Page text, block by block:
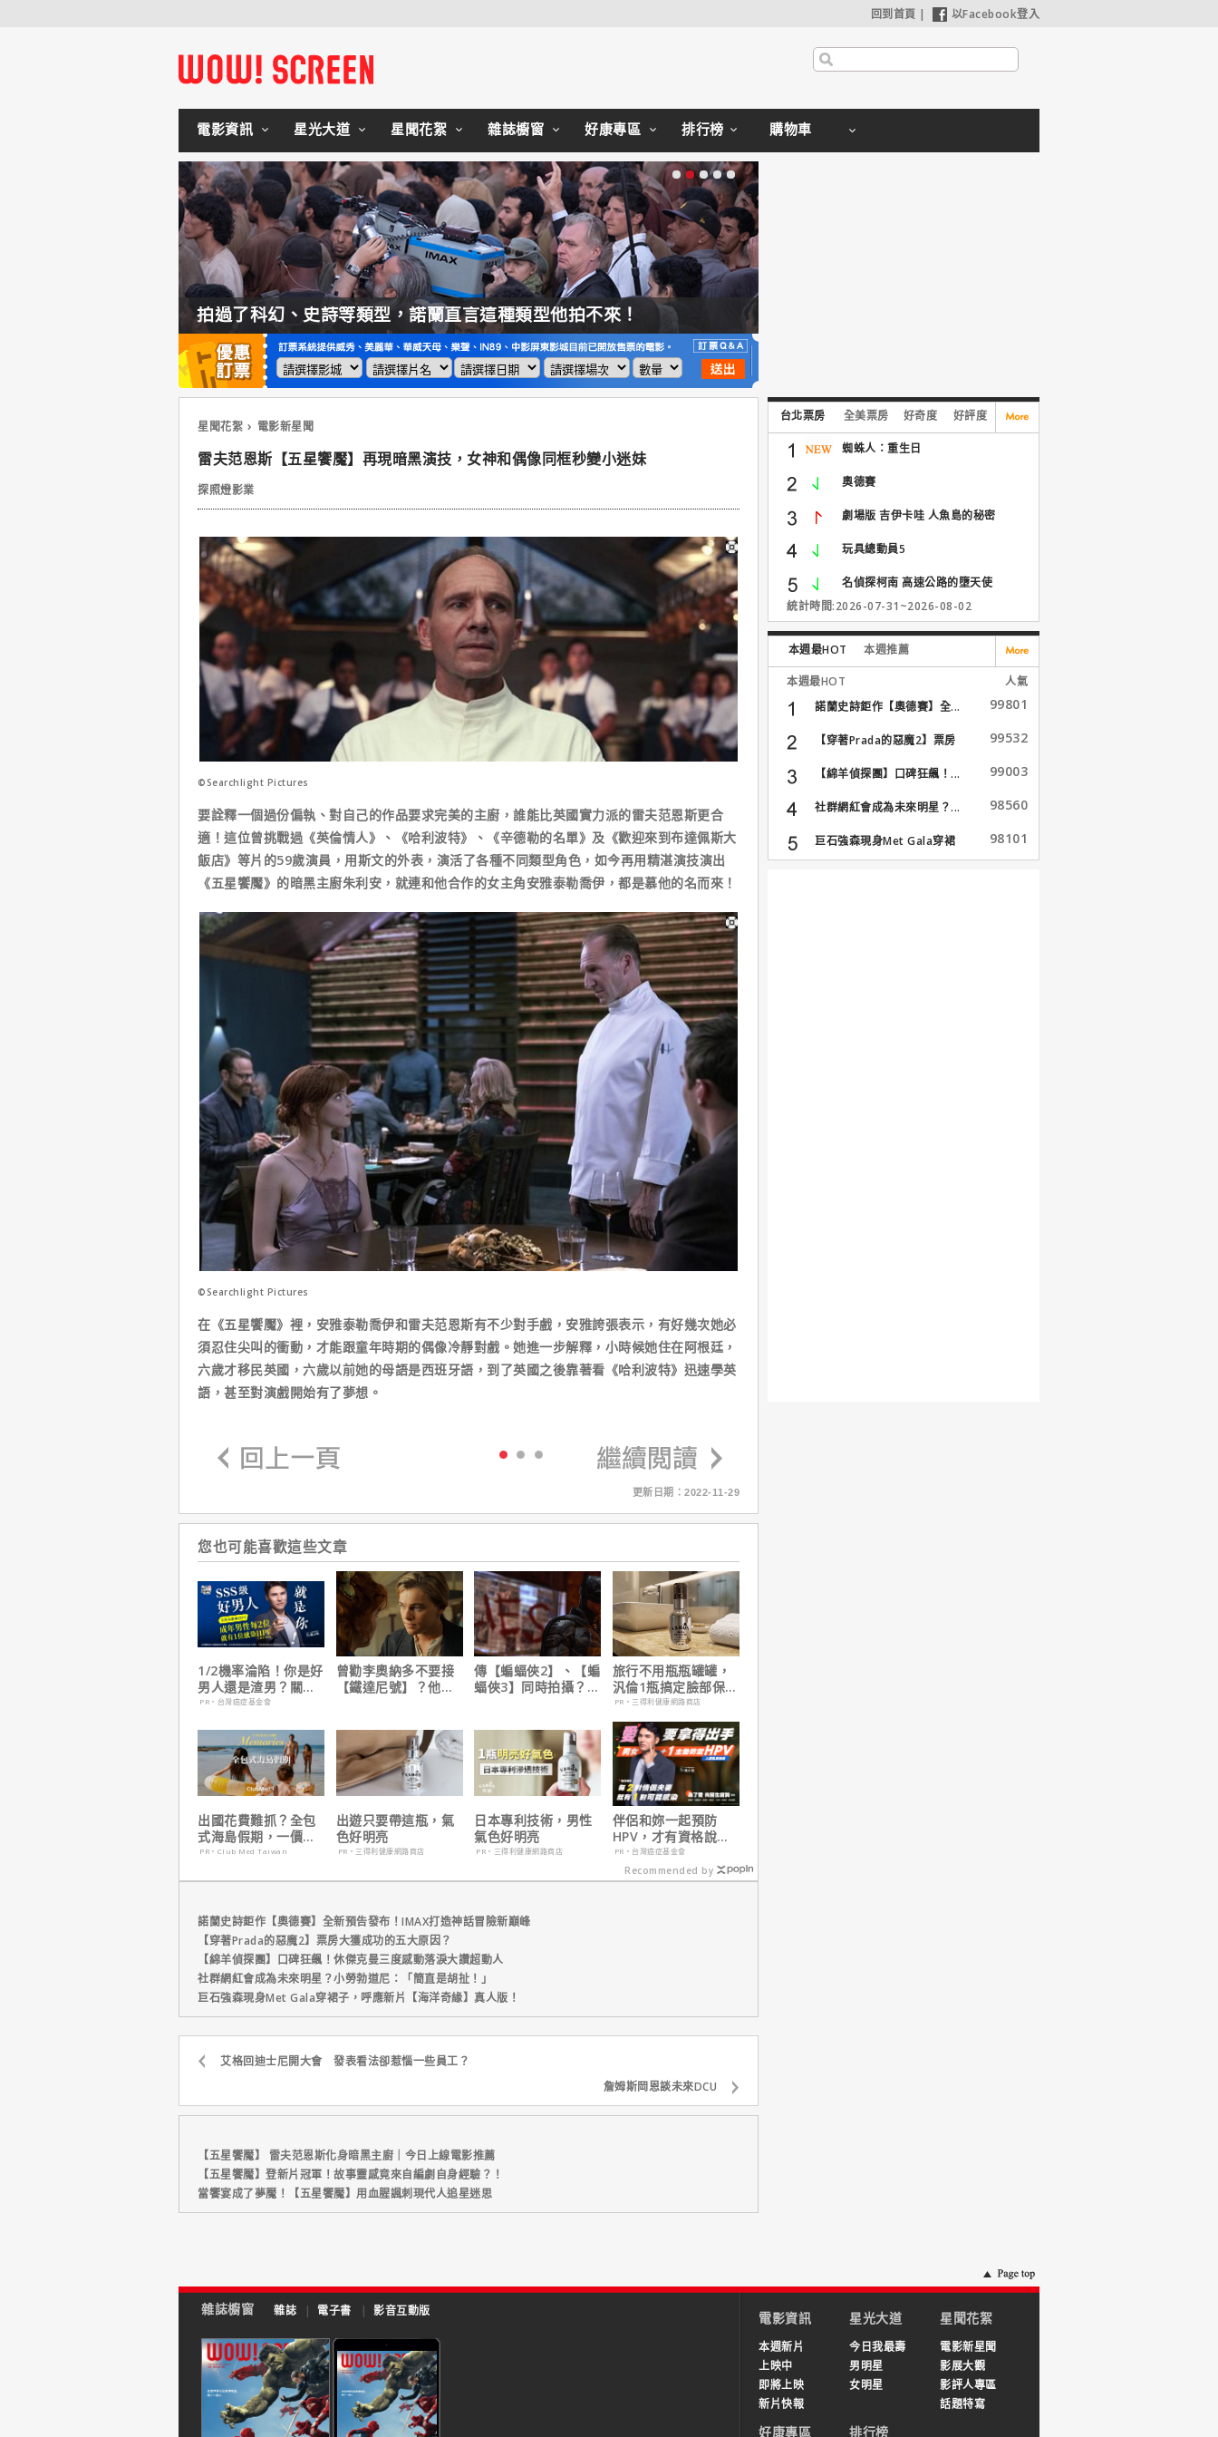
回到首頁 | 以Facebook登入
電影資訊 星光大道 星聞花絮 雜誌櫥窗 好康專區 排行榜 購物車
拍過了科幻、史詩等類型，諾蘭直言這種類型他拍不來！
星聞花絮 電影新星聞
雷夫范恩斯【五星饗魘】再現暗黑演技，女神和偶像同框秒變小迷妹
探照燈影業
©Searchlight Pictures
要詮釋一個過份偏執、對自己的作品要求完美的主廚，誰能比英國實力派的雷夫范恩斯更合
適！這位曾挑戰過《英倫情人》、《哈利波特》、《辛德勒的名單》及《歡迎來到布達佩斯大
飯店》等片的59歲演員，用斯文的外表，演活了各種不同類型角色，如今再用精湛演技演出
《五星饗魘》的暗黑主廚朱利安，就連和他合作的女主角安雅泰勒喬伊，都是慕他的名而來！
©Searchlight Pictures
在《五星饗魘》裡，安雅泰勒喬伊和雷夫范恩斯有不少對手戲，安雅誇張表示，有好幾次她必
須忍住尖叫的衝動，才能跟童年時期的偶像冷靜對戲。她進一步解釋，小時候她住在阿根廷，
六歲才移民英國，六歲以前她的母語是西班牙語，到了英國之後靠著看《哈利波特》迅速學英
語，甚至對演戲開始有了夢想。
更新日期：2022-11-29
您也可能喜歡這些文章
1/2機率淪陷！你是好
男人還是渣男？關鍵
在這
PR・台灣癌症基金會
曾勸李奧納多不要接
【鐵達尼號】？他
傳【蝙蝠俠2】、【蝙
蝠俠3】同時拍攝？詹
旅行不用瓶瓶罐罐，
汎倫1瓶搞定臉部保
養！
PR・三得利健康網路商店
出國花費難抓？全包
式海島假期，一價搞
定食宿玩樂，省錢更
PR・Club Med Taiwan
出遊只要帶這瓶，氣
色好明亮
PR・三得利健康網路商店
日本專利技術，男性
氣色好明亮
PR・三得利健康網路商店
伴侶和妳一起預防
HPV，才有資格說愛
妳！
PR・台灣癌症基金會
Recommended by
諾蘭史詩鉅作【奧德賽】全新預告發布！IMAX打造神話冒險新巔峰
【穿著Prada的惡魔2】票房大獲成功的五大原因？
【綿羊偵探團】口碑狂飆！休傑克曼三度感動落淚大讚超動人
社群網紅會成為未來明星？小勞勃道尼：「簡直是胡扯！」
巨石強森現身Met Gala穿裙子，呼應新片【海洋奇緣】真人版！
艾格回迪士尼開大會 發表看法卻惹惱一些員工？
詹姆斯岡恩談未來DCU
【五星饗魘】 雷夫范恩斯化身暗黑主廚｜今日上線電影推薦
【五星饗魘】登新片冠軍！故事靈感竟來自編劇自身經驗？！
當饗宴成了夢魘！【五星饗魘】用血腥諷刺現代人追星迷思
台北票房 全美票房 好奇度 好評度
蜘蛛人：重生日
奧德賽
劇場版 吉伊卡哇 人魚島的秘密
玩具總動員5
名偵探柯南 高速公路的墮天使
統計時間:2026-07-31~2026-08-02
本週最HOT 本週推薦
本週最HOT
人氣
諾蘭史詩鉅作【奧德賽】全...
99801
【穿著Prada的惡魔2】票房
99532
【綿羊偵探團】口碑狂飆！... 99003
社群網紅會成為未來明星？... 98560
巨石強森現身Met Gala穿裙
子...
98101
雜誌櫥窗 雜誌 | 電子書 | 影音互動版 電影資訊
本週新片
上映中
即將上映
新片快報
星光大道
今日我最壽
男明星
女明星
星聞花絮
電影新星聞
影展大觀
影評人專區
話題特寫
好康專區 排行榜